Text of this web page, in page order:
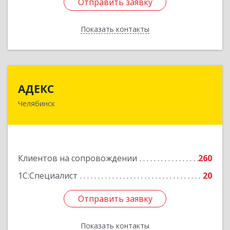
Показать контакты
Назад
АДЕКС
Челябинск
Клиентов на сопровождении
260
1С:Специалист
20
Отправить заявку
Показать контакты
454080, Челябинская обл, Челябинск г, Смирных
Отправить заявку
Назад